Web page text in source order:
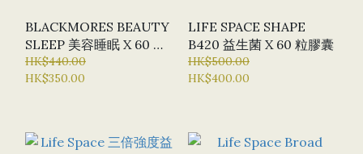
BLACKMORES BEAUTY
SLEEP 美容睡眠 X 60 粒
膠囊
HK$440.00
HK$350.00
LIFE SPACE SHAPE
B420 益生菌 X 60 粒膠囊
HK$500.00
HK$400.00